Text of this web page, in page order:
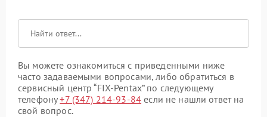
Вы можете ознакомиться с приведенными ниже
часто задаваемыми вопросами, либо обратиться в
сервисный центр “FIX-Pentax” по следующему
телефону+7 (347) 214-93-84 если не нашли ответ на
свой вопрос.